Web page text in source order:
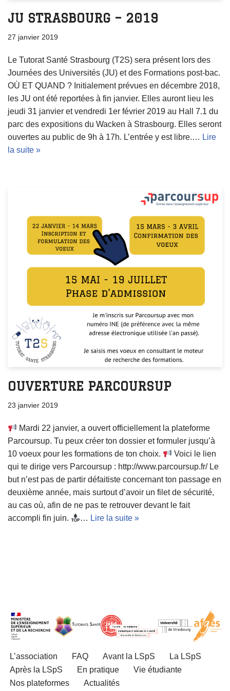
JU STRASBOURG – 2019
27 janvier 2019
Le Tutorat Santé Strasbourg (T2S) sera présent lors des
Journées des Universités (JU) et des Formations post-bac.
OÙ ET QUAND ? Initialement prévues en décembre 2018,
les JU ont été reportées à fin janvier. Elles auront lieu les
jeudi 31 janvier et vendredi 1er février 2019 au Hall 7.1 du
parc des expositions du Wacken à Strasbourg. Elles seront
ouvertes au public de 9h à 17h. L’entrée y est libre.… Lire
la suite »
OUVERTURE PARCOURSUP
23 janvier 2019
Mardi 22 janvier, a ouvert officiellement la plateforme
Parcoursup. Tu peux créer ton dossier et formuler jusqu’à
10 voeux pour les formations de ton choix.
Voici le lien
qui te dirige vers Parcoursup : http://www.parcoursup.fr/ Le
but n’est pas de partir défaitiste concernant ton passage en
deuxième année, mais surtout d’avoir un filet de sécurité,
au cas où, afin de ne pas te retrouver devant le fait
accompli fin juin.
… Lire la suite »
L’association FAQ Avant la LSpS
La LSpS
Après la LSpS
En pratique
Vie étudiante
Nos plateformes
Actualités